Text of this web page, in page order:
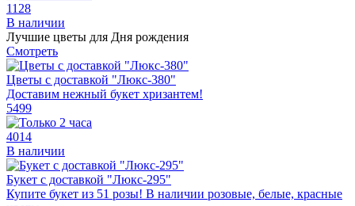
1128
В наличии
Лучшие цветы для Дня рождения
Смотреть
Цветы с доставкой "Люкс-380"
Доставим нежный букет хризантем!
5499
4014
В наличии
Букет с доставкой "Люкс-295"
Купите букет из 51 розы! В наличии розовые, белые, красные